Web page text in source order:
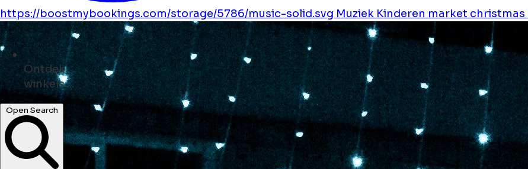
Ontdek
monumenten ...
Open Search
https://boostmybookings.com/storage/5786/music-solid.svg Muziek Kinderen market christmas